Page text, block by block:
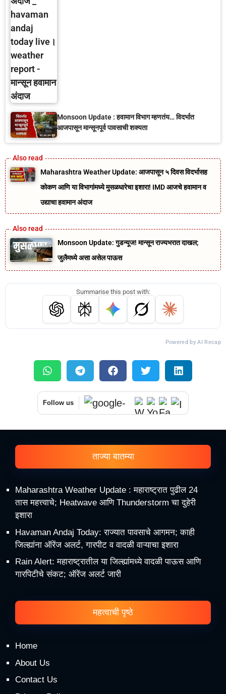
Monsoon Update : हवामान विभाग म्हणतंय… विदर्भात
आजपासून मान्सूनपूर्व पावसाची शक्यता
Maharashtra Weather Update: आजपासून ५ दिवस विदर्भासह
कोकण आणि या विभागांमध्ये मुसळधारेचा इशारा! IMD आजचे हवामान व
उद्याचा हवामान अंदाज
Monsoon Update: गुडन्यूज! मान्सून राज्यभरात दाखल;
जुलैमध्ये असा असेल पाऊस
Summarise this post with:
Powered by AI Recap
Follow us
ताज्या बातम्या
Maharashtra Weather Update : महाराष्ट्रात पुढील 24
तास महत्त्वाचे; Heatwave आणि Thunderstorm चा दुहेरी
इशारा
Havaman Andaj Today: राज्यात पावसाचे आगमन; काही
जिल्ह्यांना ऑरेंज अलर्ट, गारपीट व वादळी वाऱ्याचा इशारा
Rain Alert: महाराष्ट्रातील या जिल्ह्यांमध्ये वादळी पाऊस आणि
गारपिटीचे संकट; ऑरेंज अलर्ट जारी
महत्वाची पृष्ठे
Home
About Us
Contact Us